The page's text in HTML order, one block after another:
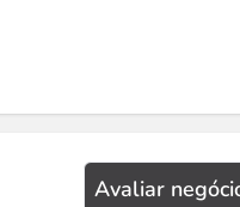
Avaliar